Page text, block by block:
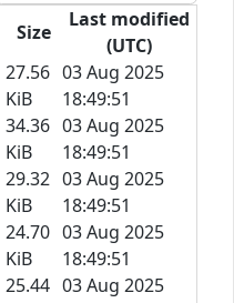
Size
Last modified
(UTC)
27.56
KiB
03 Aug 2025
18:49:51
34.36
KiB
03 Aug 2025
18:49:51
29.32
KiB
03 Aug 2025
18:49:51
24.70
KiB
03 Aug 2025
18:49:51
25.44 03 Aug 2025